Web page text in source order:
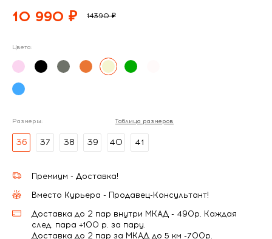
10 990 ₽ 14390 ₽
Цвета:
Размеры: Таблица размеров
36 37 38 39 40 41
Премиум - Доставка!
Вместо Курьера - Продавец-Консультант!
Доставка до 2 пар внутри МКАД - 490р. Каждая
след. пара +100 р. за пару.
Доставка до 2 пар за МКАД до 5 км -700р.